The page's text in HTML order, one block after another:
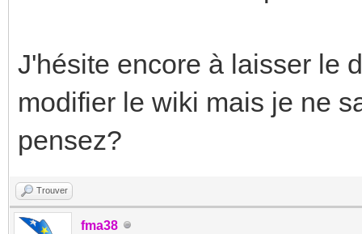
J'hésite encore à laisser le
modifier le wiki mais je ne
pensez?
Trouver
fma38